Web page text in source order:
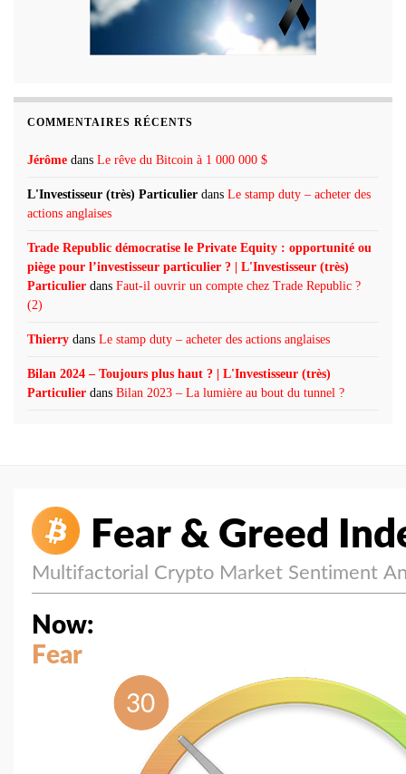
COMMENTAIRES RÉCENTS
Jérôme dans Le rêve du Bitcoin à 1 000 000 $
L'Investisseur (très) Particulier dans Le stamp duty – acheter des
actions anglaises
Trade Republic démocratise le Private Equity : opportunité ou
piège pour l’investisseur particulier ? | L'Investisseur (très)
Particulier dans Faut-il ouvrir un compte chez Trade Republic ?
(2)
Thierry dans Le stamp duty – acheter des actions anglaises
Bilan 2024 – Toujours plus haut ? | L'Investisseur (très)
Particulier dans Bilan 2023 – La lumière au bout du tunnel ?